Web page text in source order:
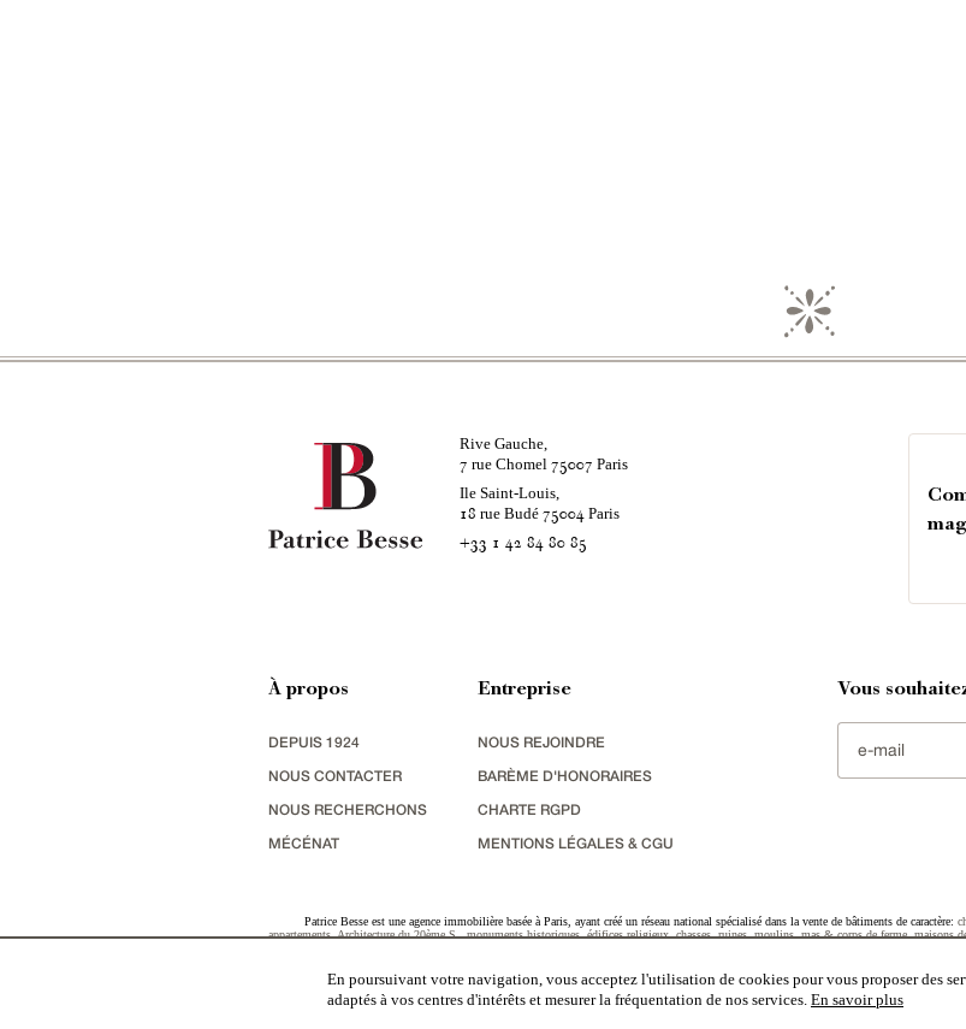
Rive Gauche,
7 rue Chomel 75007 Paris
Ile Saint-Louis,
18 rue Budé 75004Paris
+33 1 42 84 80 85
À propos
DEPUIS 1924
NOUS CONTACTER
NOUS RECHERCHONS
MÉCÉNAT
Entreprise
NOUS REJOINDRE
BARÈME D'HONORAIRES
CHARTE RGPD
MENTIONS LÉGALES & CGU
Vous
Patrice Besse est une agence immobilière basée à Paris, ayant créé un réseau national spécialisé dans la vente de bâtiments de caractère:
appartements,Architecture du 20ème S.,monuments historiques,édifices religieux,chasses,ruines,moulins,mas & corps de ferme,maisons
En poursuivant votre navigation, vous acceptez l'utilisation de cookies pour vous proposer des
adaptés à vos centres d'intérêts et mesurer la fréquentation de nos services. En savoir plus